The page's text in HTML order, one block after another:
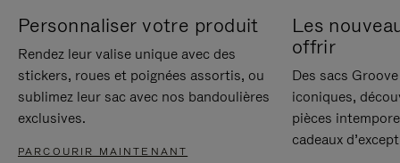
Personnaliser votre produit
Rendez leur valise unique avec des
stickers, roues et poignées assortis, ou
sublimez leur sac avec nos bandoulières
exclusives.
PARCOURIR MAINTENANT
Les
offrir
Des sacs
iconiques,
pièces
cadeaux